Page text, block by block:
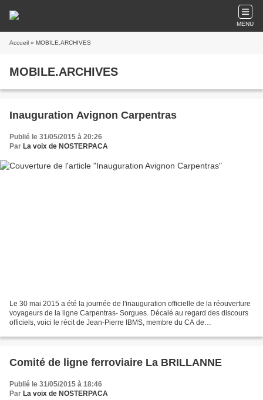
MENU
Accueil » MOBILE.ARCHIVES
MOBILE.ARCHIVES
Inauguration Avignon Carpentras
Publié le 31/05/2015 à 20:26
Par La voix de NOSTERPACA
Le 30 mai 2015 a été la journée de l'inauguration officielle de la réouverture
voyageurs de la ligne Carpentras- Sorgues. Décalé au regard des discours
officiels, voici le récit de Jean-Pierre IBMS, membre du CA de
Comité de ligne ferroviaire La BRILLANNE
Publié le 31/05/2015 à 18:46
Par La voix de NOSTERPACA